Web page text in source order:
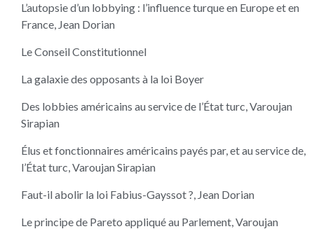
L’autopsie d’un lobbying : l’influence turque en Europe et en
France, Jean Dorian
Le Conseil Constitutionnel
La galaxie des opposants à la loi Boyer
Des lobbies américains au service de l’État turc, Varoujan
Sirapian
Élus et fonctionnaires américains payés par, et au service de,
l’État turc, Varoujan Sirapian
Faut-il abolir la loi Fabius-Gayssot ?, Jean Dorian
Le principe de Pareto appliqué au Parlement, Varoujan